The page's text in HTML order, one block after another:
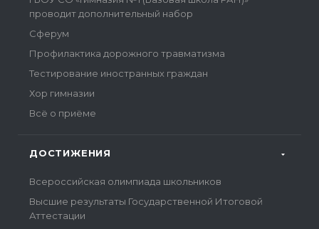
проводит дополнительный набор
Сферум
Профилактика дорожного травматизма
Тестирование иностранных граждан
Хор гимназии
Всё о приёме
ДОСТИЖЕНИЯ
Всероссийская олимпиада школьников
Высшие результаты Государственной Итоговой
Аттестации